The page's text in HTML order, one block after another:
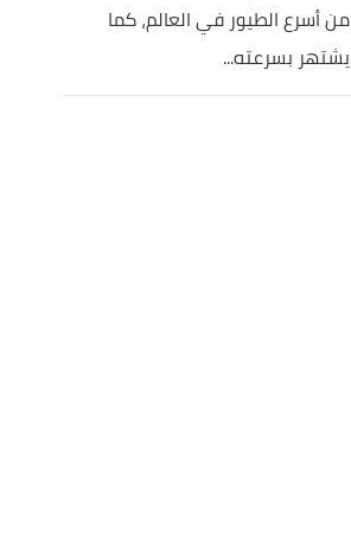
من أسرع الطيور في العالم، كما
يشتهر بسرعته...